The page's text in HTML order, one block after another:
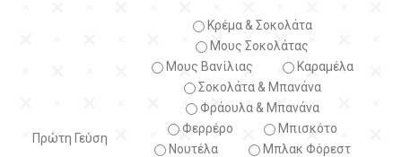
Πρώτη Γεύση
Κρέμα & Σοκολάτα
Μους Σοκολάτας
Μους Βανίλιας
Καραμέλα
Σοκολάτα & Μπανάνα
Φράουλα & Μπανάνα
Φερρέρο
Μπισκότο
Νουτέλα
Μπλακ Φόρεστ